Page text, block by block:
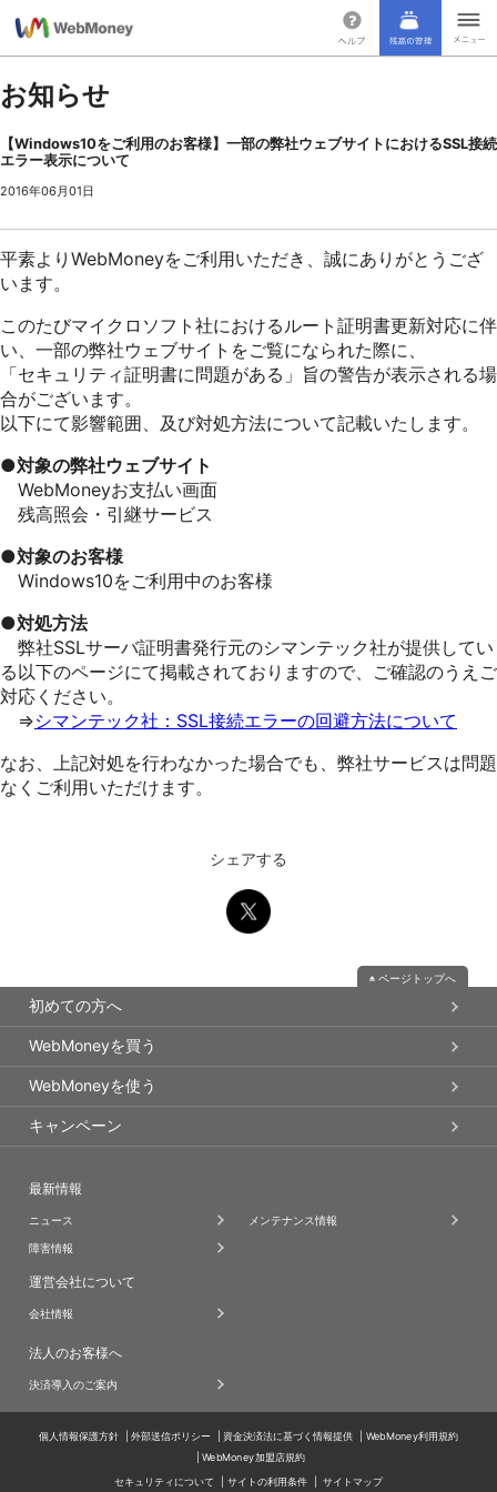
お知らせ
【Windows10をご利用のお客様】一部の弊社ウェブサイトにおけるSSL接続
エラー表示について
2016年06月01日
平素よりWebMoneyをご利用いただき、誠にありがとうござ
います。
このたびマイクロソフト社におけるルート証明書更新対応に伴
い、一部の弊社ウェブサイトをご覧になられた際に、
「セキュリティ証明書に問題がある」旨の警告が表示される場
合がございます。
以下にて影響範囲、及び対処方法について記載いたします。
●対象の弊社ウェブサイト
WebMoneyお支払い画面
残高照会・引継サービス
●対象のお客様
Windows10をご利用中のお客様
●対処方法
弊社SSLサーバ証明書発行元のシマンテック社が提供してい
る以下のページにて掲載されておりますので、ご確認のうえご
対応ください。
⇒シマンテック社：SSL接続エラーの回避方法について
なお、上記対処を行わなかった場合でも、弊社サービスは問題
なくご利用いただけます。
シェアする
ページトップへ
初めての方へ
WebMoneyを買う
WebMoneyを使う
キャンペーン
最新情報
ニュース メンテナンス情報
障害情報
運営会社について
会社情報
法人のお客様へ
決済導入のご案内
個人情報保護方針 外部送信ポリシー 資金決済法に基づく情報提供
WebMoney利用規約
WebMoney加盟店規約
セキュリティについて サイトの利用条件 サイトマップ